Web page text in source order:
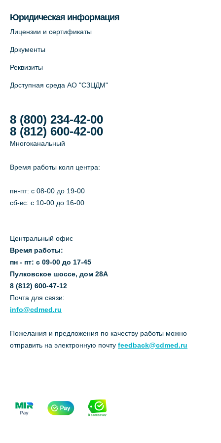
Юридическая информация
Лицензии и сертификаты
Документы
Реквизиты
Доступная среда АО "СЗЦДМ"
8 (800) 234-42-00
8 (812) 600-42-00
Многоканальный
Время работы колл центра:
пн-пт: c 08-00 до 19-00
сб-вс: с 10-00 до 16-00
Центральный офис
Время работы:
пн - пт: с 09-00 до 17-45
Пулковское шоссе, дом 28А
8 (812) 600-47-12
Почта для связи:
info@cdmed.ru
Пожелания и предложения по качеству работы можно
отправить на электронную почту feedback@cdmed.ru